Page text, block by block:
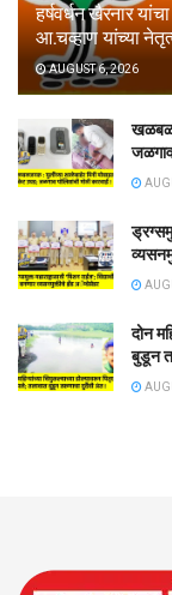
हर्षवर्धन खैरनार
आ.चव्हाण यांच्या
AUGUST 6, 2026
जळगाव
दोन
बुडून